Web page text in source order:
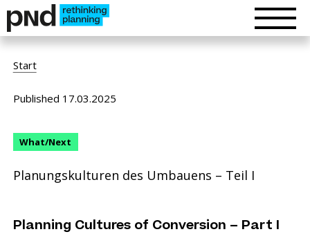
Start
Published 17.03.2025
What/Next
Planungskulturen des Umbauens – Teil I
Planning Cultures of Conversion – Part I